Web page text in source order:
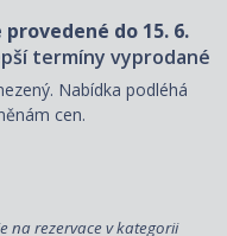
do 15. 6.
termíny vyprodané
Nabídka podléhá
cen.
na rezervace v kategorii